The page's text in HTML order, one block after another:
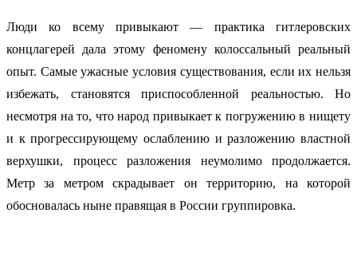
Люди ко всему привыкают — практика гитлеровских
концлагерей дала этому феномену колоссальный реальный
опыт. Самые ужасные условия существования, если их нельзя
избежать, становятся приспособленной реальностью. Но
несмотря на то, что народ привыкает к погружению в нищету
и к прогрессирующему ослаблению и разложению властной
верхушки, процесс разложения неумолимо продолжается.
Метр за метром скрадывает он территорию, на которой
обосновалась ныне правящая в России группировка.